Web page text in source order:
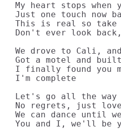
My heart stops when
Just one touch now
This is real so take
Don't ever look
We drove to Cali,
Got a motel and
I finally found you
I'm complete
Let's go all the way
No regrets, just love
We can dance until
You and I, we'll be